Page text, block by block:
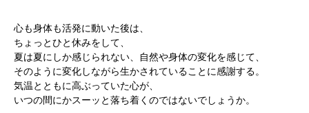
心も身体も活発に動いた後は、
ちょっとひと休みをして、
夏は夏にしか感じられない、自然や身体の変化を感じて、
そのように変化しながら生かされていることに感謝する。
気温とともに高ぶっていた心が、
いつの間にかスーッと落ち着くのではないでしょうか。